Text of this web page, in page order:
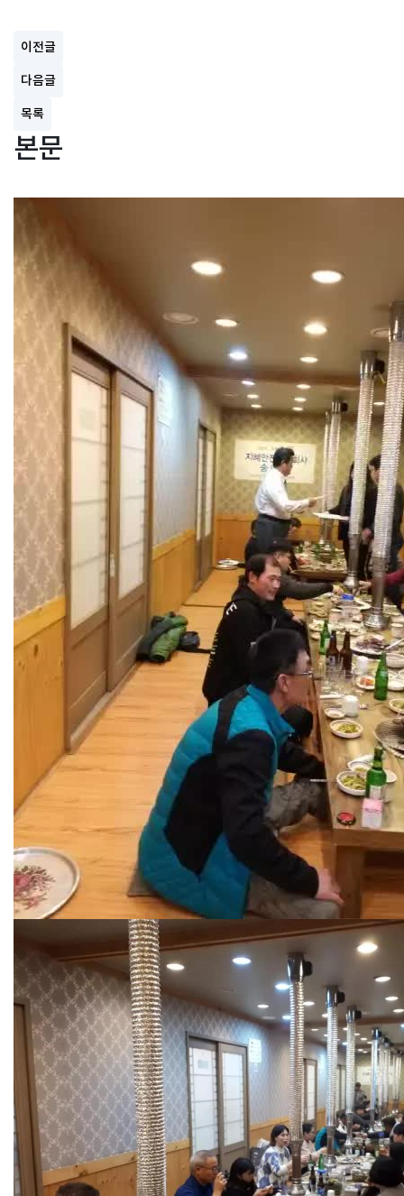
이전글
다음글
목록
본문